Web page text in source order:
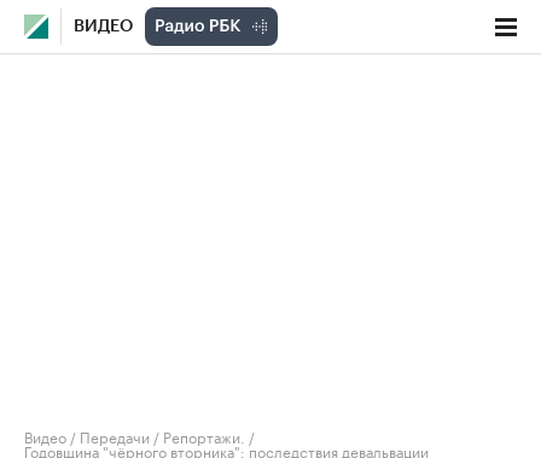
ВИДЕО
Видео / Передачи / Репортажи. /
Годовщина "чёрного вторника": последствия девальвации